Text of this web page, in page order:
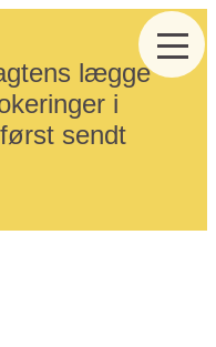
lægge
i
sendt